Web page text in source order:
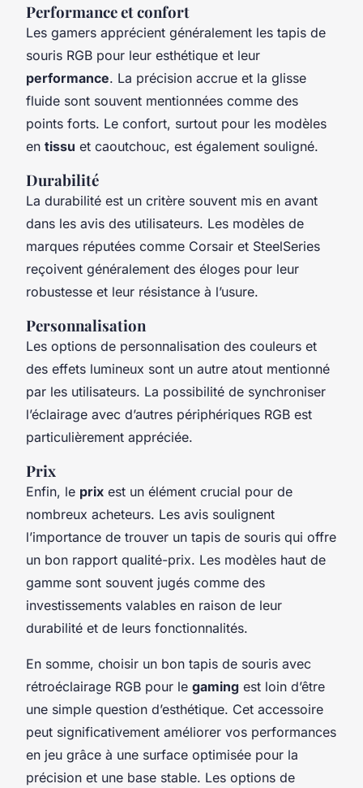
Performance et confort
Les gamers apprécient généralement les tapis de
souris RGB pour leur esthétique et leur
performance. La précision accrue et la glisse
fluide sont souvent mentionnées comme des
points forts. Le confort, surtout pour les modèles
en tissu et caoutchouc, est également souligné.
Durabilité
La durabilité est un critère souvent mis en avant
dans les avis des utilisateurs. Les modèles de
marques réputées comme Corsair et SteelSeries
reçoivent généralement des éloges pour leur
robustesse et leur résistance à l’usure.
Personnalisation
Les options de personnalisation des couleurs et
des effets lumineux sont un autre atout mentionné
par les utilisateurs. La possibilité de synchroniser
l’éclairage avec d’autres périphériques RGB est
particulièrement appréciée.
Prix
Enfin, le prix est un élément crucial pour de
nombreux acheteurs. Les avis soulignent
l’importance de trouver un tapis de souris qui offre
un bon rapport qualité-prix. Les modèles haut de
gamme sont souvent jugés comme des
investissements valables en raison de leur
durabilité et de leurs fonctionnalités.
En somme, choisir un bon tapis de souris avec
rétroéclairage RGB pour le gaming est loin d’être
une simple question d’esthétique. Cet accessoire
peut significativement améliorer vos performances
en jeu grâce à une surface optimisée pour la
précision et une base stable. Les options de